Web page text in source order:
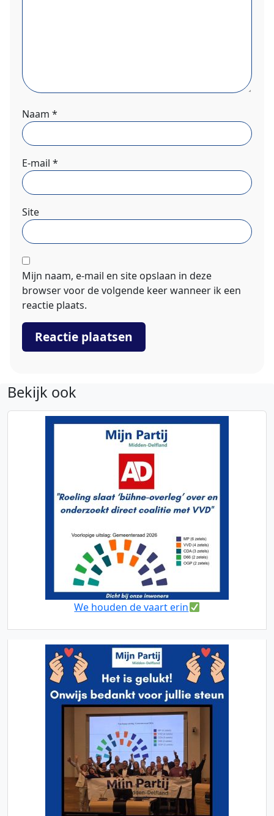
Naam *
E-mail *
Site
Mijn naam, e-mail en site opslaan in deze
browser voor de volgende keer wanneer ik een
reactie plaats.
Bekijk ook
We houden de vaart erin